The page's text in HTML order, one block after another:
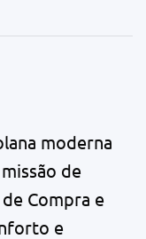
moderna
de
Compra e
e